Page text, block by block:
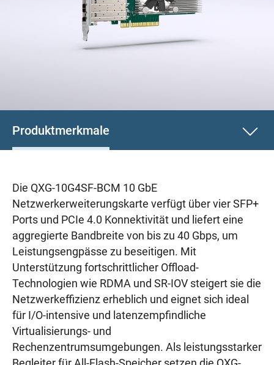
Produktmerkmale
Die QXG-10G4SF-BCM 10 GbE
Netzwerkerweiterungskarte verfügt über vier SFP+
Ports und PCIe 4.0 Konnektivität und liefert eine
aggregierte Bandbreite von bis zu 40 Gbps, um
Leistungsengpässe zu beseitigen. Mit
Unterstützung fortschrittlicher Offload-
Technologien wie RDMA und SR-IOV steigert sie die
Netzwerkeffizienz erheblich und eignet sich ideal
für I/O-intensive und latenzempfindliche
Virtualisierungs- und
Rechenzentrumsumgebungen. Als leistungsstarker